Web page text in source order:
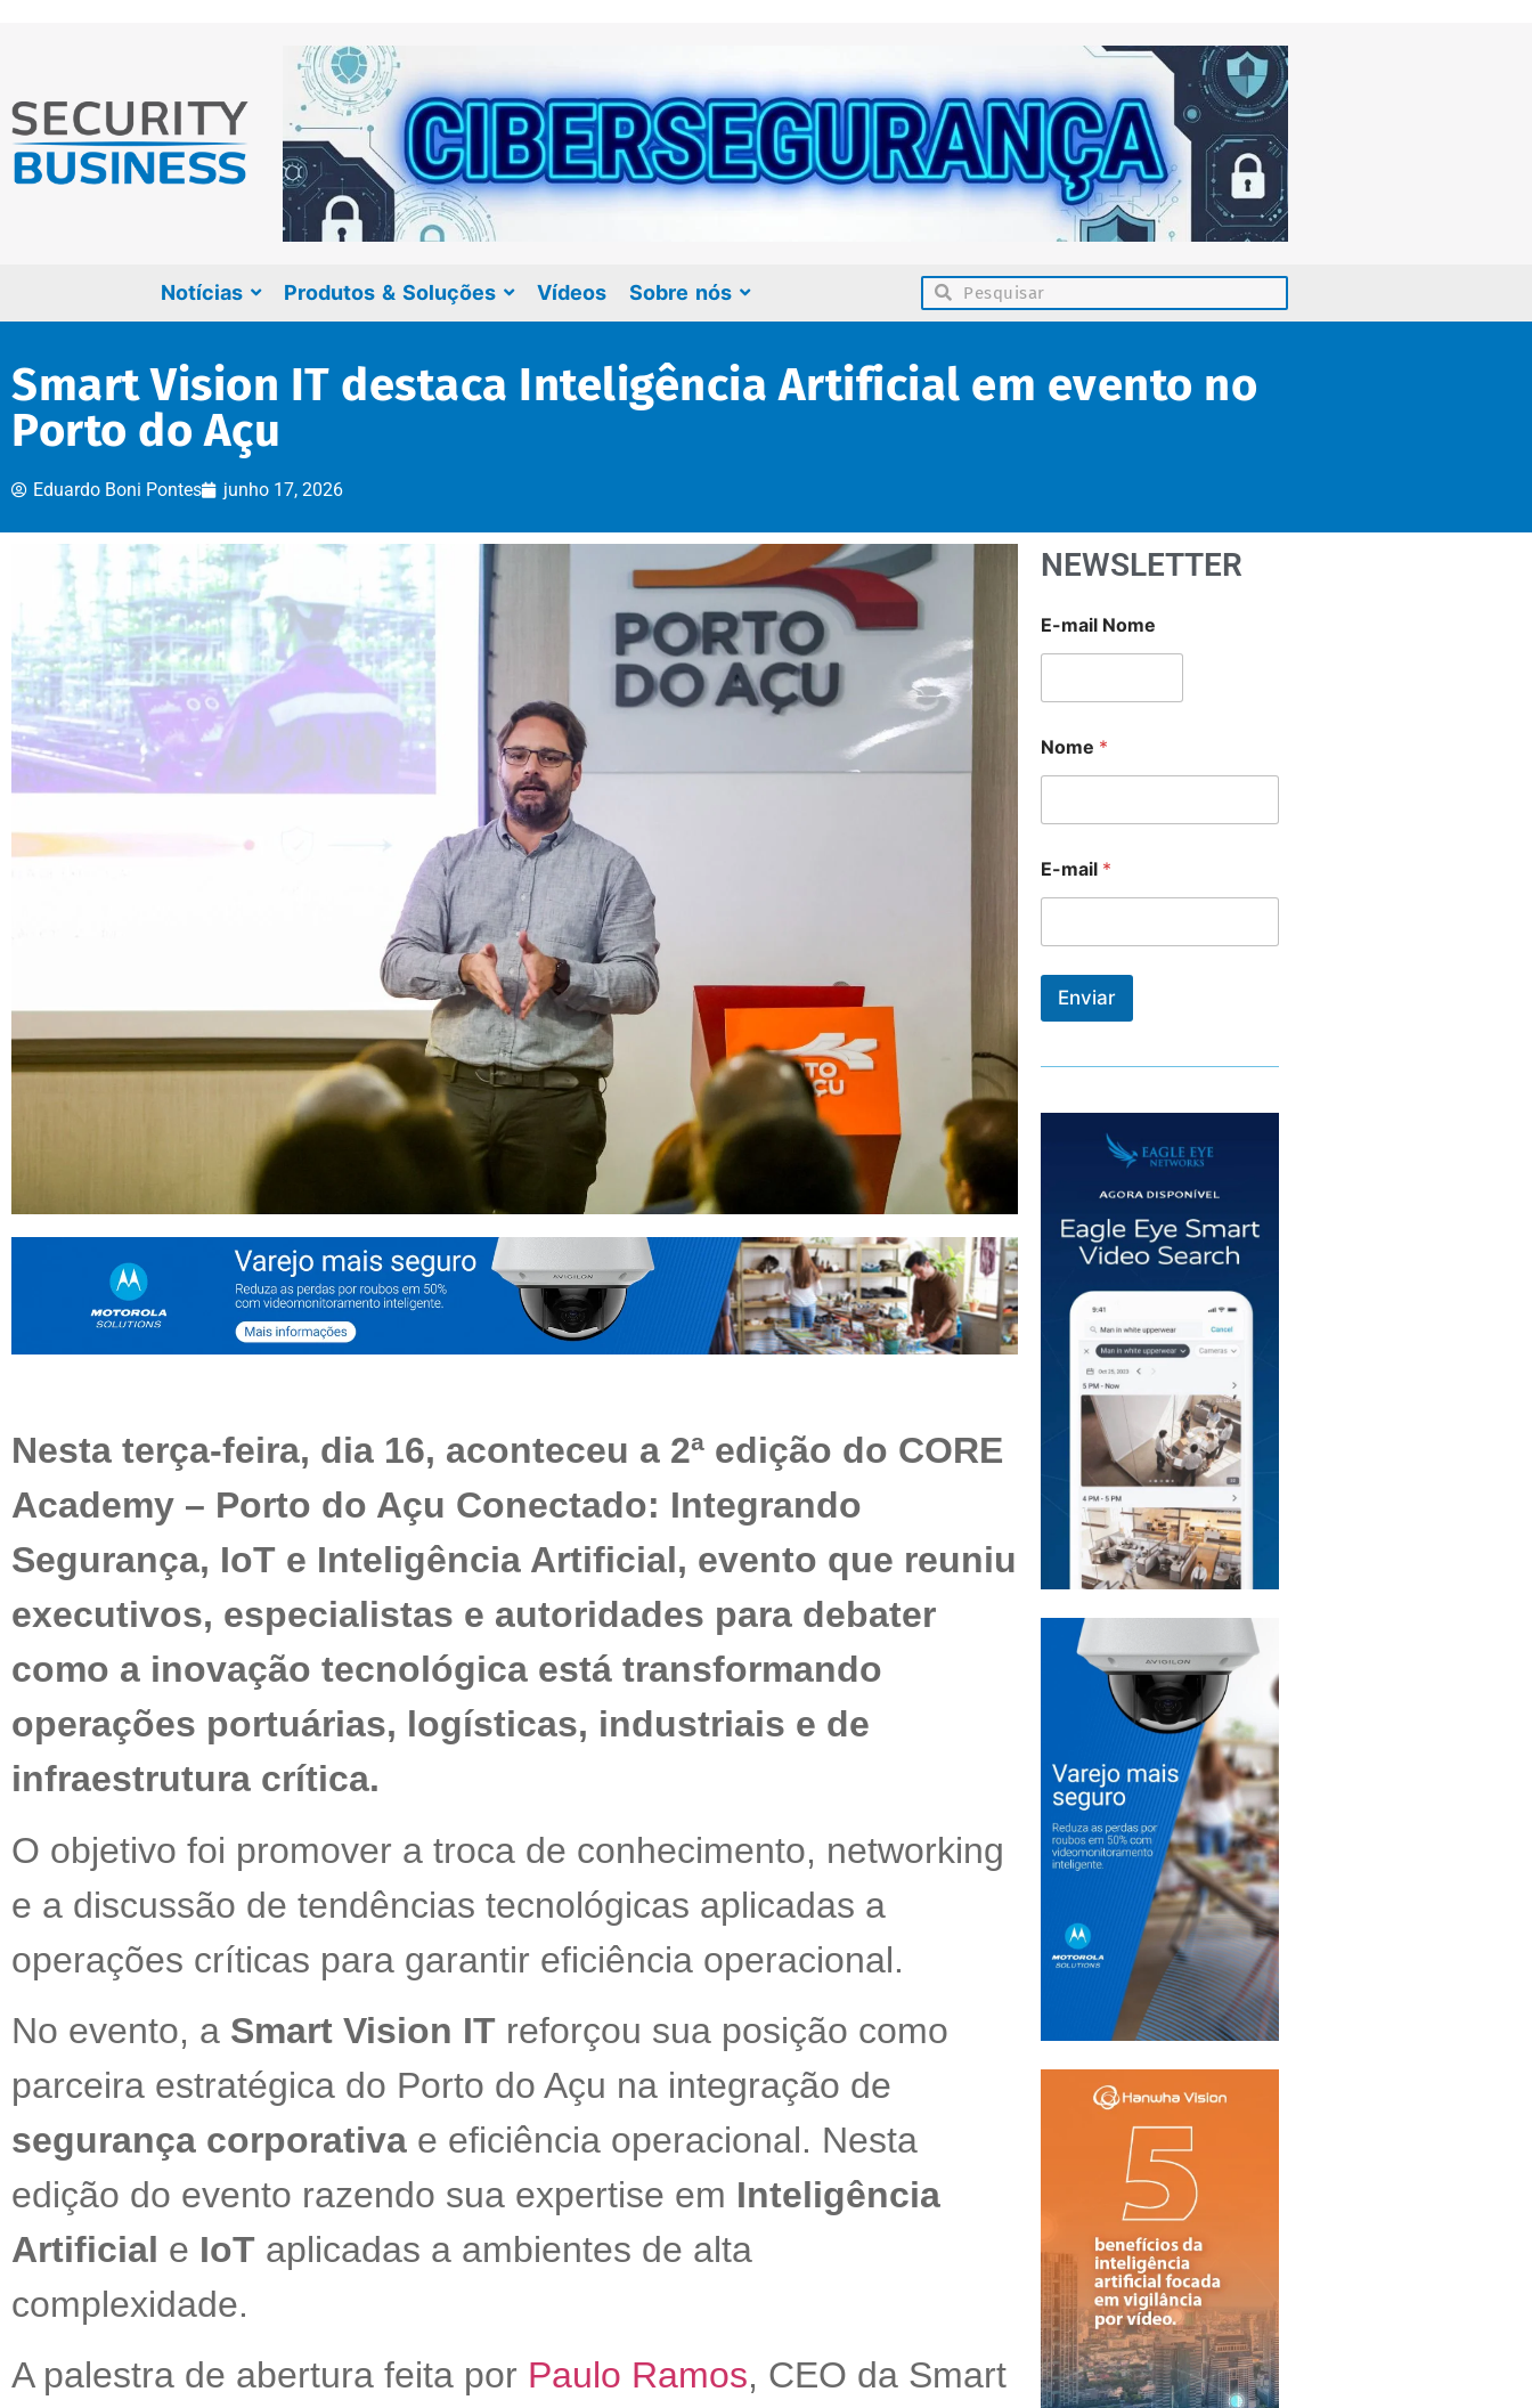
Notícias Produtos & Soluções Vídeos Sobre nós
Smart Vision IT destaca Inteligência Artificial em evento no
Porto do Açu
Eduardo Boni Pontes junho 17, 2026
Nesta terça-feira, dia 16, aconteceu a 2ª edição do CORE
Academy – Porto do Açu Conectado: Integrando
Segurança, IoT e Inteligência Artificial, evento que reuniu
executivos, especialistas e autoridades para debater
como a inovação tecnológica está transformando
operações portuárias, logísticas, industriais e de
infraestrutura crítica.
O objetivo foi promover a troca de conhecimento, networking
e a discussão de tendências tecnológicas aplicadas a
operações críticas para garantir eficiência operacional.
No evento, a Smart Vision IT reforçou sua posição como
parceira estratégica do Porto do Açu na integração de
segurança corporativa e eficiência operacional. Nesta
edição do evento razendo sua expertise em Inteligência
Artificial e IoT aplicadas a ambientes de alta
complexidade.
A palestra de abertura feita por Paulo Ramos, CEO da Smart
NEWSLETTER
E-mail Nome
Nome *
E-mail *
Enviar